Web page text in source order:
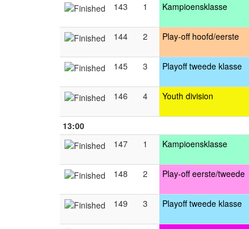
143
1 Kampioensklasse
144
2 Play-off hoofd/eerste
145
3 Playoff tweede klasse
146
4 Youth division
13:00
147
1 Kampioensklasse
148
2 Play-off eerste/tweede
149
3 Playoff tweede klasse